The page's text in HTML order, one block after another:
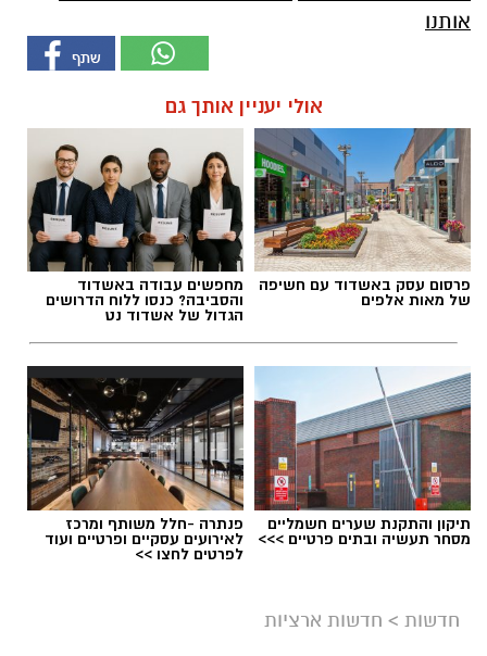
אותנו
אולי יעניין אותך גם
פרסום עסק באשדוד עם חשיפה
של מאות אלפים
מחפשים עבודה באשדוד
והסביבה? כנסו ללוח הדרושים
הגדול של אשדוד נט
תיקון והתקנת שערים חשמליים
מסחר תעשיה ובתים פרטיים >>>
פנתרה -חלל משותף ומרכז
לאירועים עסקיים ופרטיים ועוד
לפרטים לחצו >>
חדשות > חדשות ארציות